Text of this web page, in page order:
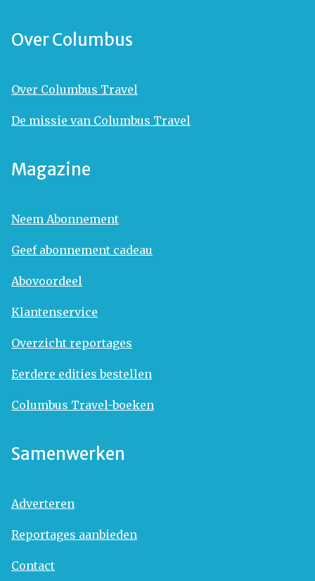
Over Columbus
Over Columbus Travel
De missie van Columbus Travel
Magazine
Neem Abonnement
Geef abonnement cadeau
Abovoordeel
Klantenservice
Overzicht reportages
Eerdere edities bestellen
Columbus Travel-boeken
Samenwerken
Adverteren
Reportages aanbieden
Contact